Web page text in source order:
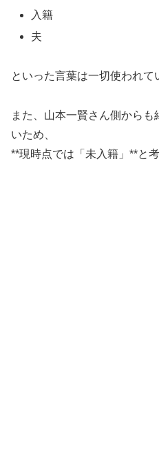
入籍
夫
といった言葉は一切使われて
また、山本一賢さん側から
いため、
**現時点では「未入籍」**と